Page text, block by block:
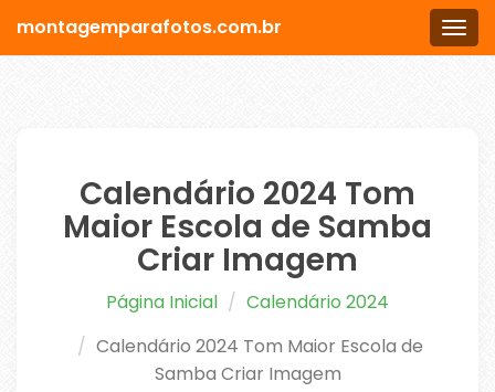
Menu
montagemparafotos.com.br
Calendário 2024 Tom
Maior Escola de Samba
Criar Imagem
Página Inicial
Calendário 2024
Calendário 2024 Tom Maior Escola de
Samba Criar Imagem